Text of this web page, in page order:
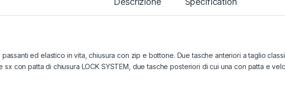
ed elastico in vita, chiusura con zip e bottone. Due tasche anteriori a taglio
sx con patta di chiusura LOCK SYSTEM, due tasche posteriori di cui una con patta e